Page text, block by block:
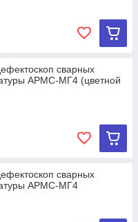
сварных
АРМС-МГ4 (цветной
сварных
АРМС-МГ4